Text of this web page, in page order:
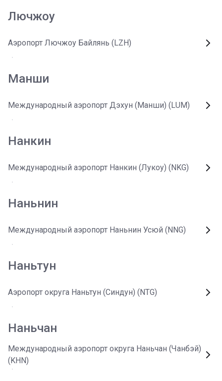
Лючжоу
Аэропорт Лючжоу Байлянь (LZH)
Манши
Международный аэропорт Дэхун (Манши) (LUM)
Нанкин
Международный аэропорт Нанкин (Лукоу) (NKG)
Наньнин
Международный аэропорт Наньнин Усюй (NNG)
Наньтун
Аэропорт округа Наньтун (Синдун) (NTG)
Наньчан
Международный аэропорт округа Наньчан (Чанбэй)
(KHN)